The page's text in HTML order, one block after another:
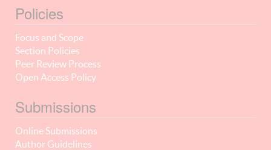
Policies
Focus and Scope
Section Policies
Peer Review Process
Open Access Policy
Submissions
Online Submissions
Author Guidelines